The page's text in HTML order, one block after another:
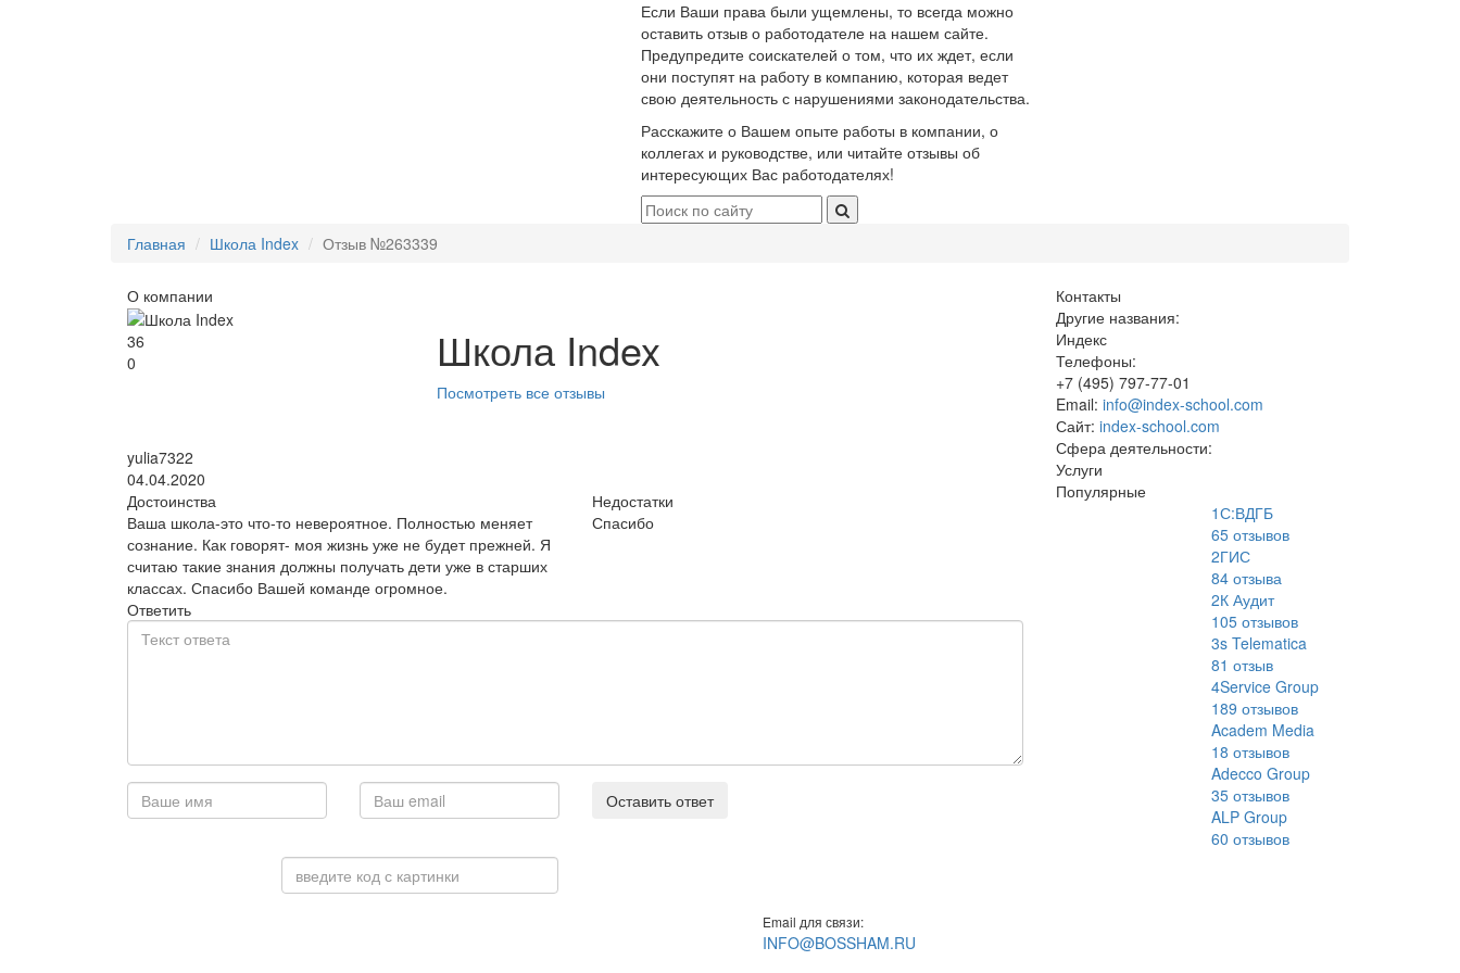
Если Ваши права были ущемлены, то всегда можно
оставить отзыв о работодателе на нашем сайте.
Предупредите соискателей о том, что их ждет, если
они поступят на работу в компанию, которая ведет
свою деятельность с нарушениями законодательства.
Расскажите о Вашем опыте работы в компании, о
коллегах и руководстве, или читайте отзывы об
интересующих Вас работодателях!
Главная Школа Index Отзыв №263339
О компании
36
0
Школа Index
Посмотреть все отзывы
yulia7322
04.04.2020
Достоинства
Ваша школа-это что-то невероятное. Полностью меняет
сознание. Как говорят- моя жизнь уже не будет прежней. Я
считаю такие знания должны получать дети уже в старших
классах. Спасибо Вашей команде огромное.
Недостатки
Спасибо
Ответить
Оставить ответ
Контакты
Другие названия:
Индекс
Телефоны:
+7 (495) 797-77-01
Email: info@index-school.com
Сайт: index-school.com
Сфера деятельности:
Услуги
Популярные
1С:ВДГБ
65отзывов
2ГИС
84отзыва
2К Аудит
105отзывов
3s Telematica
81 отзыв
4Service Group
189 отзывов
Academ Media
18 отзывов
Adecco Group
35отзывов
ALP Group
60 отзывов
Email для связи:
INFO@BOSSHAM.RU